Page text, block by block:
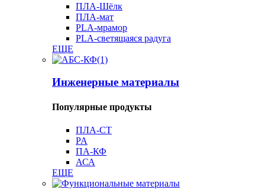
ПЛА-Шёлк
ПЛА-мат
PLA-мрамор
PLA-светящаяся радуга
ЕЩЕ
Инженерные материалы
Популярные продукты
ПЛА-СТ
PA
ПА-КФ
АСА
ЕЩЕ